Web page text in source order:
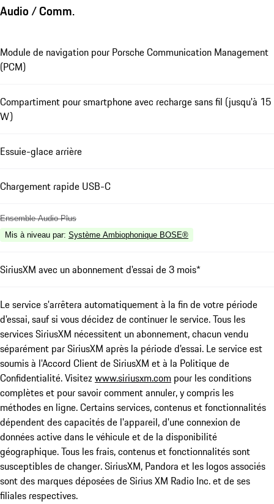
Audio / Comm.
Module de navigation pour Porsche Communication Management
(PCM)
Compartiment pour smartphone avec recharge sans fil (jusqu'à 15
W)
Essuie-glace arrière
Chargement rapide USB-C
Ensemble Audio Plus
Mis à niveau par: Système Ambiophonique BOSE®
SiriusXM avec un abonnement d'essai de 3 mois*
Le service s'arrêtera automatiquement à la fin de votre période
d'essai, sauf si vous décidez de continuer le service. Tous les
services SiriusXM nécessitent un abonnement, chacun vendu
séparément par SiriusXM après la période d'essai. Le service est
soumis à l'Accord Client de SiriusXM et à la Politique de
Confidentialité. Visitezwww.siriusxm.com pour les conditions
complètes et pour savoir comment annuler, y compris les
méthodes en ligne. Certains services, contenus et fonctionnalités
dépendent des capacités de l'appareil, d'une connexion de
données active dans le véhicule et de la disponibilité
géographique. Tous les frais, contenus et fonctionnalités sont
susceptibles de changer. SiriusXM, Pandora et les logos associés
sont des marques déposées de Sirius XM Radio Inc. et de ses
filiales respectives.